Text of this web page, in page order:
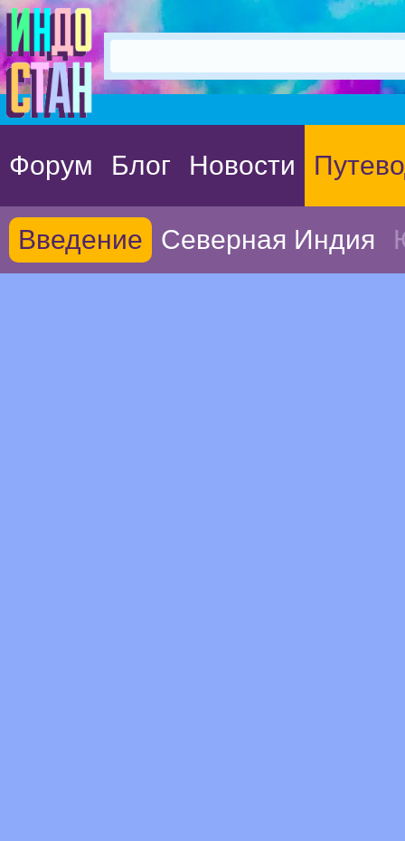
Форум Блог Новости
Введение Северная Индия